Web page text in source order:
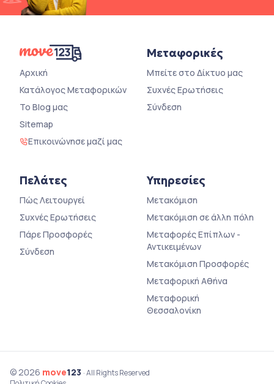
Αρχική
Κατάλογος Μεταφορικών
Το Blog μας
Sitemap
Επικοινώνησε μαζί μας
Μεταφορικές
Μπείτε στο Δίκτυο μας
Συχνές Ερωτήσεις
Σύνδεση
Πελάτες
Πώς Λειτουργεί
Συχνές Ερωτήσεις
Πάρε Προσφορές
Σύνδεση
Υπηρεσίες
Μετακόμιση
Μετακόμιση σε άλλη πόλη
Μεταφορές Επίπλων -
Αντικειμένων
Μετακόμιση Προσφορές
Μεταφορική Αθήνα
Μεταφορική
Θεσσαλονίκη
© 2026 move123 · All Rights Reserved